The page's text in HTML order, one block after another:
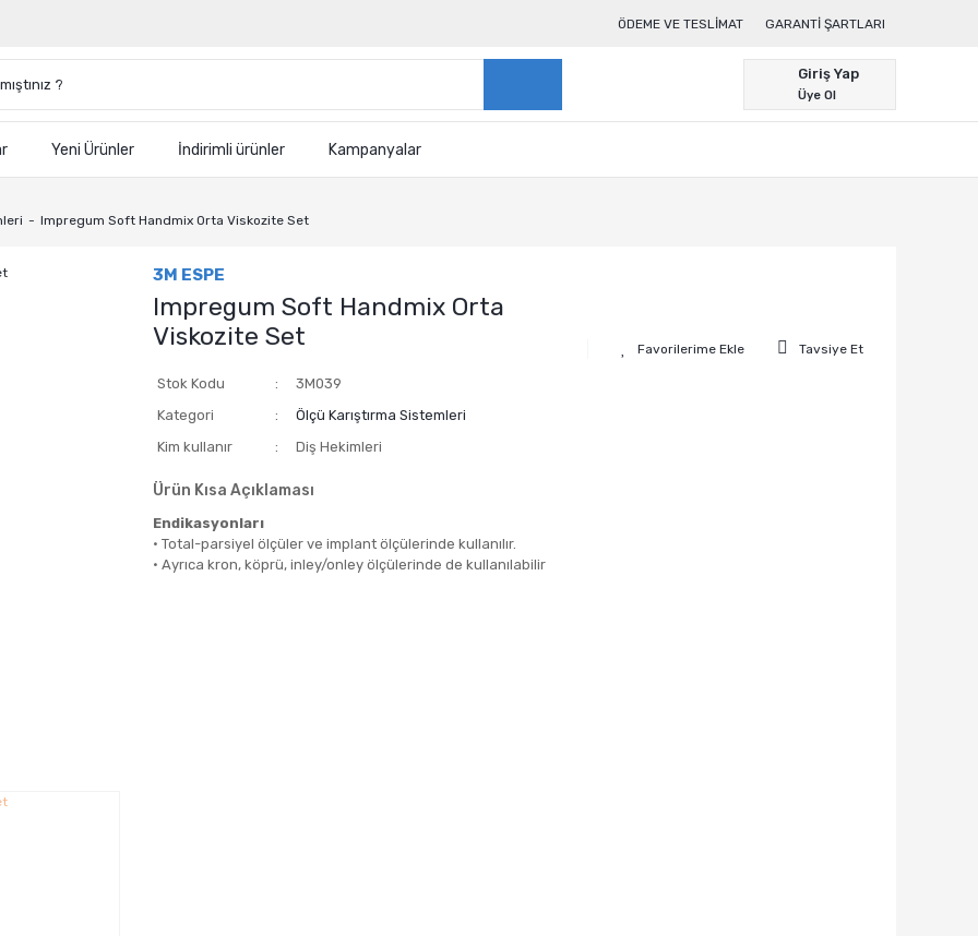
ÖDEME VE TESLIMAT GARANTI ŞARTLARI
Giriş Yap
Üye Ol
Yeni Ürünler İndirimli ürünler Kampanyalar
Impregum Soft Handmix Orta Viskozite Set
3M ESPE
Impregum Soft Handmix Orta
Viskozite Set
Stok Kodu
3M039
Kategori
Ölçü Karıştırma Sistemleri
Kim kullanır
Diş Hekimleri
Ürün Kısa Açıklaması
Endikasyonları
• Total-parsiyel ölçüler ve implant ölçülerinde kullanılır.
• Ayrıca kron, köprü, inley/onley ölçülerinde de kullanılabilir
Tavsiye Et